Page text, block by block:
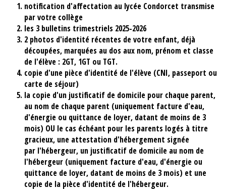
notification d'affectation au lycée Condorcet transmise
par votre collège
les 3 bulletins trimestriels 2025-2026
2 photos d'identité récentes de votre enfant, déjà
découpées, marquées au dos aux nom, prénom et classe
de l'élève : 2GT, 1GT ou TGT.
copie d'une pièce d'identité de l'élève (CNI, passeport ou
carte de séjour)
la copie d'un justificatif de domicile pour chaque parent,
au nom de chaque parent (uniquement facture d'eau,
d'énergie ou quittance de loyer, datant de moins de 3
mois) OU le cas échéant pour les parents logés à titre
gracieux, une attestation d'hébergement signée
par l'hébergeur, un justificatif de domicile au nom de
l'hébergeur (uniquement facture d'eau, d'énergie ou
quittance de loyer, datant de moins de 3 mois) et une
copie de la pièce d'identité de l'hébergeur.